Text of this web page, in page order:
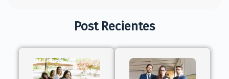
Post Recientes